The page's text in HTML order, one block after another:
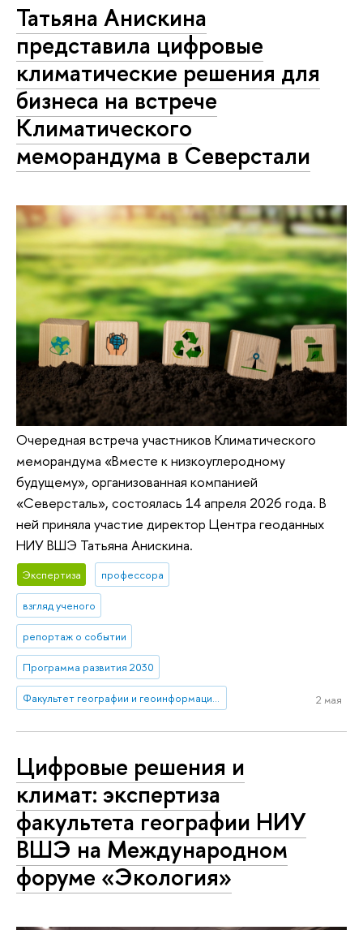
Татьяна Анискина
представила цифровые
климатические решения для
бизнеса на встрече
Климатического
меморандума в Северстали
Очередная встреча участников Климатического
меморандума «Вместе к низкоуглеродному
будущему», организованная компанией
«Северсталь», состоялась 14 апреля 2026 года. В
ней приняла участие директор Центра геоданных
НИУ ВШЭ Татьяна Анискина.
Экспертиза профессора
взгляд ученого
репортаж о событии
Программа развития 2030
2 мая
Цифровые решения и
климат: экспертиза
факультета географии НИУ
ВШЭ на Международном
форуме «Экология»